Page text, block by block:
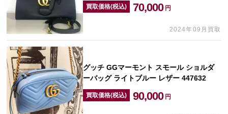
買取価格(税込) 70,000 円
2024年09月買取
グッチ GGマーモント スモール ショルダ
ーバッグ ライトブルー レザー 447632
買取価格(税込) 90,000 円